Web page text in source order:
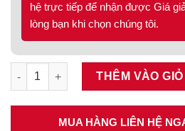
hệ trực tiếp để nhận được Giá
lòng bạn khi chọn chúng tôi.
Máy hút mùi gắn tường 80cm
THÊM VÀO
MUA HÀNG LIÊN HỆ